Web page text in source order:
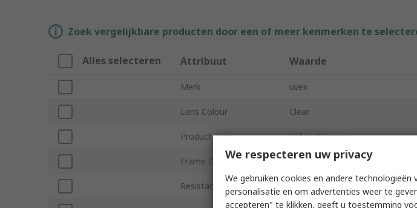
Zoek vergelijkbare producten door een of meer kenmerken te
Alles selecteren Attribuut Waarde
Merk uvex
Lens Colour Clear
Product Type Safety Glasses
Frame Colour Orange, Blue
Resistance Features Impact Resistant, Resistance
We respecteren uw privacy
We gebruiken cookies en andere
personalisatie en om advertenties weer te
accepteren" te klikken, geeft u toestemming